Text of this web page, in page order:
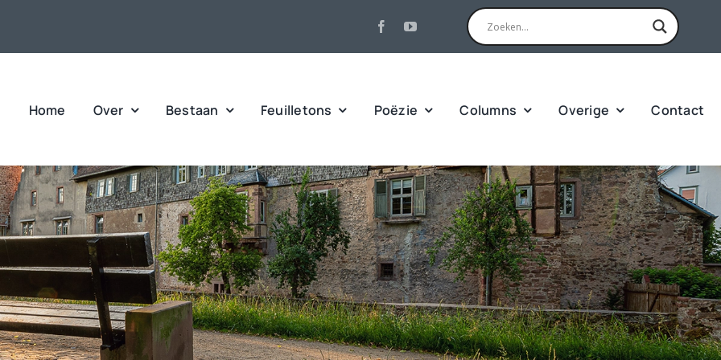
Home Over Bestaan Feuilletons Poëzie Columns Overige Contact